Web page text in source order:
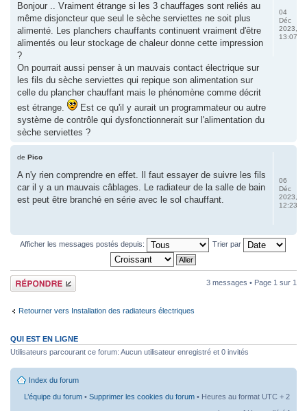
Bonjour .. Vraiment étrange si les 3 chauffages sont reliés au
même disjoncteur que seul le sèche serviettes ne soit plus
alimenté. Les planchers chauffants continuent vraiment d'être
alimentés ou leur stockage de chaleur donne cette impression
?
On pourrait aussi penser à un mauvais contact électrique sur
les fils du sèche serviettes qui repique son alimentation sur
celle du plancher chauffant mais le phénomène comme décrit
est étrange.
Est ce qu'il y aurait un programmateur ou autre
système de contrôle qui dysfonctionnerait sur l'alimentation du
sèche serviettes ?
04
Déc
2023,
13:07
de Pico
A n'y rien comprendre en effet. Il faut essayer de suivre les fils
car il y a un mauvais câblages. Le radiateur de la salle de bain
est peut être branché en série avec le sol chauffant.
06
Déc
2023,
12:23
Afficher les messages postés depuis: Trier par
Répondre 3 messages • Page 1 sur 1
Retourner vers Installation des radiateurs électriques
QUI EST EN LIGNE
Utilisateurs parcourant ce forum: Aucun utilisateur enregistré et 0 invités
Index du forum
L’équipe du forum • Supprimer les cookies du forum • Heures au format UTC + 2